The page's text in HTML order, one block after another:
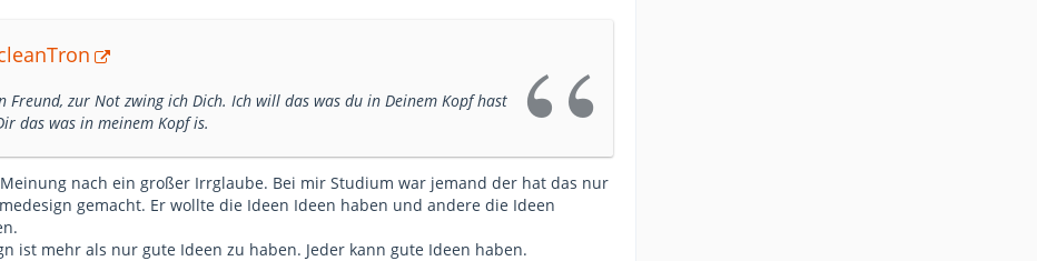
Freund, zur Not zwing ich Dich. Ich will das was du in Deinem Kopf hast
das was in meinem Kopf is.
nach ein großer Irrglaube. Bei mir Studium war jemand der hat das nur
gemacht. Er wollte die Ideen Ideen haben und andere die Ideen
ist mehr als nur gute Ideen zu haben. Jeder kann gute Ideen haben.